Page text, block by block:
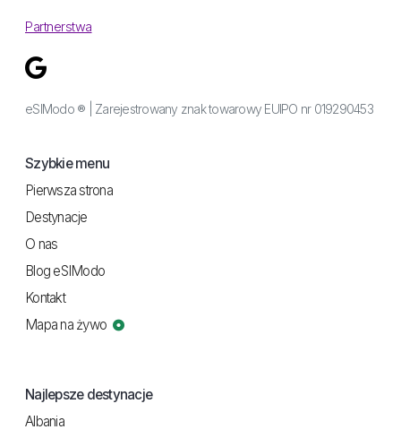
Partnerstwa
eSIModo ® | Zarejestrowany znak towarowy EUIPO nr 019290453
Szybkie menu
Pierwsza strona
Destynacje
O nas
Blog eSIModo
Kontakt
Mapa na żywo
Najlepsze destynacje
Albania